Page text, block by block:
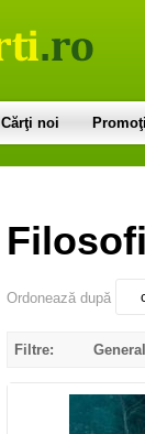
Cărţi noi
Ordonează după
Filtre: General